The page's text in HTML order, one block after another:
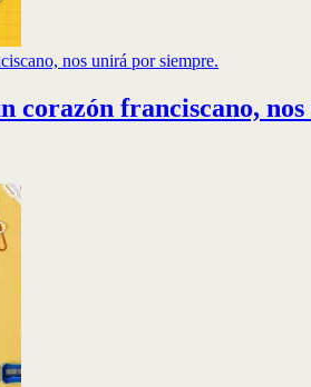
nos unirá por siempre.
corazón franciscano,